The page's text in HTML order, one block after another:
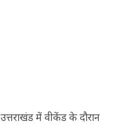
उत्तराखंड में वीकेंड के दौरान